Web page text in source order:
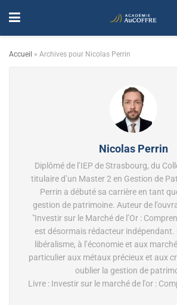
Accueil » Archives pour Nicolas Perrin
Nicolas Perrin
Diplômé de l’IEP de Strasbourg, du
titulaire d’un Master 2 en Gestion de
Perrin a débuté sa carrière en tant
gestion de patrimoine. Auteur de
"Investir sur le Marché de l’Or :
est désormais rédacteur indépendant.
libéralisme, à l’économie et aux
particulier aux métaux précieux et aux
oublier la gestion de
Livre : Investir sur le marché de l'or :